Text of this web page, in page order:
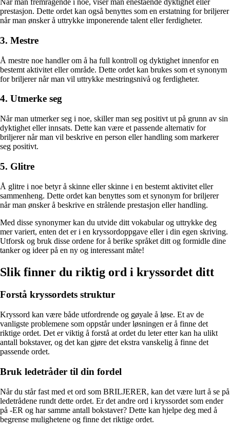
Når man fremragende i noe, viser man enestående dyktighet eller
prestasjon. Dette ordet kan også benyttes som en erstatning for briljerer
når man ønsker å uttrykke imponerende talent eller ferdigheter.
3. Mestre
Å mestre noe handler om å ha full kontroll og dyktighet innenfor en
bestemt aktivitet eller område. Dette ordet kan brukes som et synonym
for briljerer når man vil uttrykke mestringsnivå og ferdigheter.
4. Utmerke seg
Når man utmerker seg i noe, skiller man seg positivt ut på grunn av sin
dyktighet eller innsats. Dette kan være et passende alternativ for
briljerer når man vil beskrive en person eller handling som markerer
seg positivt.
5. Glitre
Å glitre i noe betyr å skinne eller skinne i en bestemt aktivitet eller
sammenheng. Dette ordet kan benyttes som et synonym for briljerer
når man ønsker å beskrive en strålende prestasjon eller handling.
Med disse synonymer kan du utvide ditt vokabular og uttrykke deg
mer variert, enten det er i en kryssordoppgave eller i din egen skriving.
Utforsk og bruk disse ordene for å berike språket ditt og formidle dine
tanker og ideer på en ny og interessant måte!
Slik finner du riktig ord i kryssordet ditt
Forstå kryssordets struktur
Kryssord kan være både utfordrende og gøyale å løse. Et av de
vanligste problemene som oppstår under løsningen er å finne det
riktige ordet. Det er viktig å forstå at ordet du leter etter kan ha ulikt
antall bokstaver, og det kan gjøre det ekstra vanskelig å finne det
passende ordet.
Bruk ledetråder til din fordel
Når du står fast med et ord som BRILJERER, kan det være lurt å se på
ledetrådene rundt dette ordet. Er det andre ord i kryssordet som ender
på -ER og har samme antall bokstaver? Dette kan hjelpe deg med å
begrense mulighetene og finne det riktige ordet.